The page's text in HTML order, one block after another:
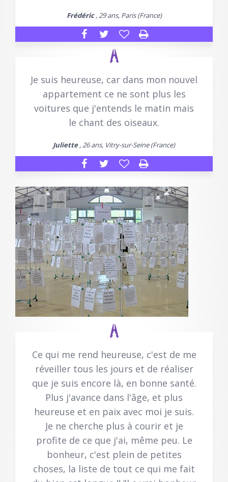
Frédéric, 29 ans, Paris (France)
Je suis heureuse, car dans mon nouvel
appartement ce ne sont plus les
voitures que j'entends le matin mais
le chant des oiseaux.
Juliette, 26 ans, Vitry-sur-Seine (France)
Ce qui me rend heureuse, c'est de me
réveiller tous les jours et de réaliser
que je suis encore là, en bonne santé.
Plus j'avance dans l'âge, et plus
heureuse et en paix avec moi je suis.
Je ne cherche plus à courir et je
profite de ce que j'ai, même peu. Le
bonheur, c'est plein de petites
choses, la liste de tout ce qui me fait